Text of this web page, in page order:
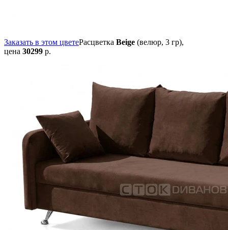
Заказать в этом цветеРасцветка Beige (велюр, 3 гр),
цена 30299 р.